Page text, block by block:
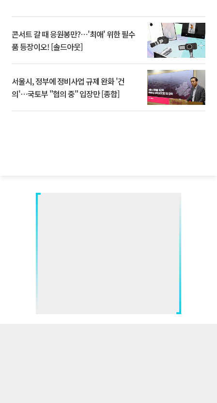
콘서트 갈 때 응원봉만?⋯'최애' 위한 필수
품 등장이오! [솔드아웃]
서울시, 정부에 정비사업 규제 완화 '건
의'⋯국토부 "협의 중" 입장만 [종합]